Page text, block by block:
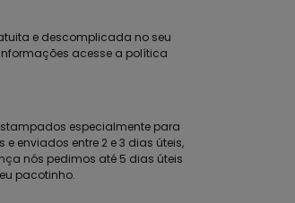
e descomplicada no seu
acesse a política
especialmente para
enviados entre 2 e 3 dias úteis,
nós pedimos até 5 dias úteis
pacotinho.